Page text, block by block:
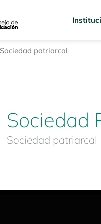
Sociedad patriarcal
Sociedad
Sociedad patriarcal